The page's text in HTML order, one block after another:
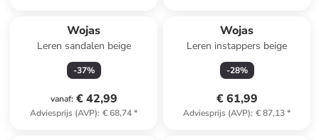
Wojas
Leren sandalen beige
-37%
vanaf: € 42,99
Adviesprijs (AVP): € 68,74*
Wojas
Leren instappers beige
-28%
€ 61,99
Adviesprijs (AVP): € 87,13*